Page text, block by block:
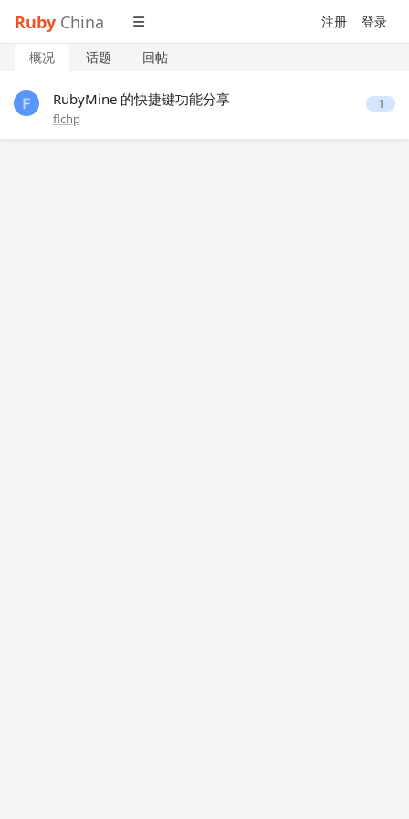
Ruby China 注册 登录
概况 话题 回帖
RubyMine 的快捷键功能分享
flchp
1